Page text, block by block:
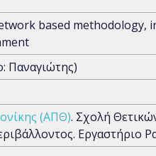
based
Παναγιώτης)
(ΑΠΘ). Σχολή
Εργαστήριο